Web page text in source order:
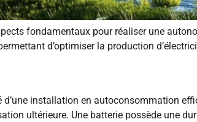
fondamentaux pour réaliser une
d’optimiser la production
installation en autoconsommation
ultérieure. Une batterie possède une